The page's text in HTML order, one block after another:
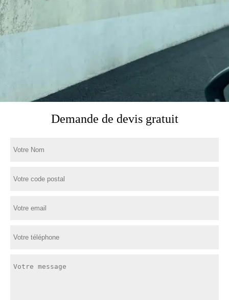
Demande de devis gratuit